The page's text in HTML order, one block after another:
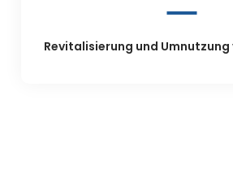
Revitalisierung und